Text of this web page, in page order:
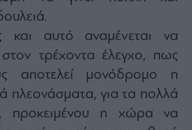
και αυτό αναμένεται να
τρέχοντα έλεγχο, πως
αποτελεί μονόδρομο η
πλεονάσματα, για τα πολλά
προκειμένου η χώρα να